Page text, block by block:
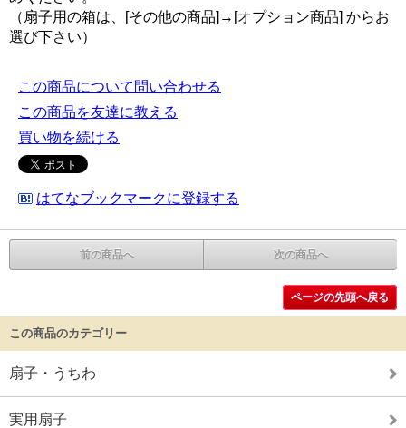
（扇子用の箱は、[その他の商品]→[オプション商品] からお
選び下さい）
この商品について問い合わせる
この商品を友達に教える
買い物を続ける
はてなブックマークに登録する
前の商品へ 次の商品へ
ページの先頭へ戻る
この商品のカテゴリー
扇子・うちわ
実用扇子